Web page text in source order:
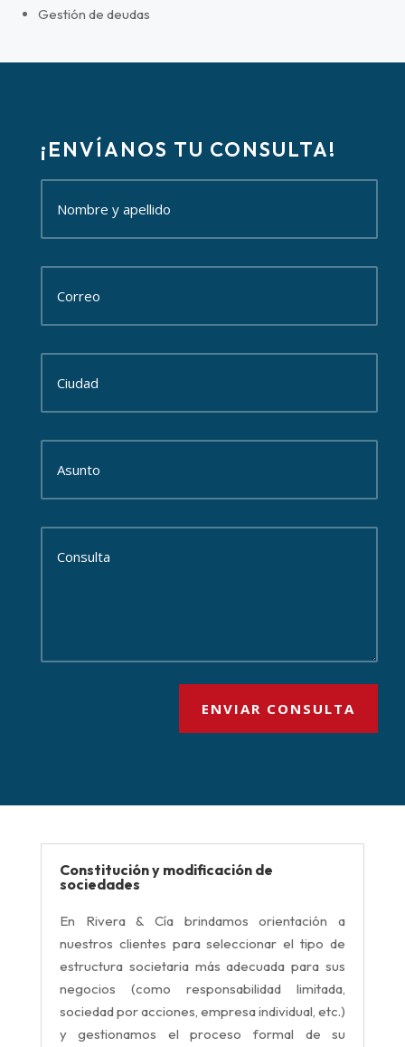
Gestión de deudas
¡ENVÍANOS TU CONSULTA!
ENVIAR CONSULTA
Constitución y modificación de
sociedades
En Rivera & Cía brindamos orientación a
nuestros clientes para seleccionar el tipo de
estructura societaria más adecuada para sus
negocios (como responsabilidad limitada,
sociedad por acciones, empresa individual, etc.)
y gestionamos el proceso formal de su